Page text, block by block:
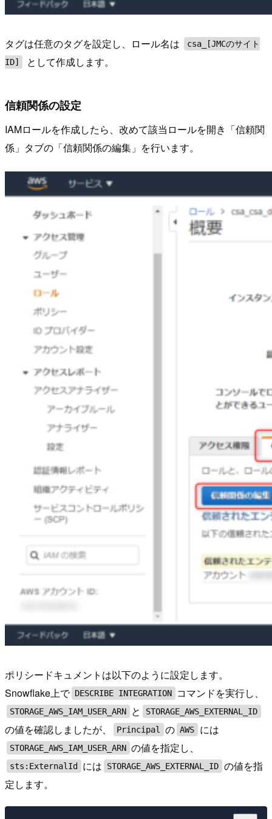
タグは任意のタグを設定し、ロール名は
csa_[JMCのサイト
ID]
として作成します。
信頼関係の設定
IAMロールを作成したら、改めて該当ロールを開き「信頼関
係」タブの「信頼関係の編集」を行います。
ポリシードキュメントは以下のように設定します。
Snowflake上で DESCRIBE INTEGRATION コマンドを実行し、
STORAGE_AWS_IAM_USER_ARN と STORAGE_AWS_EXTERNAL_ID
の値を確認しましたが、 Principal の AWS には
STORAGE_AWS_IAM_USER_ARN の値を指定し、
sts:ExternalId には STORAGE_AWS_EXTERNAL_ID の値を指
定します。